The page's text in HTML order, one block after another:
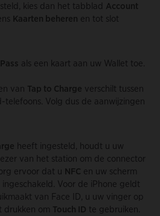
kies dan het tabblad Account
Kaarten beheren en tot slot
als een kaart aan uw Wallet toe.
van Tap to Charge verschilt tussen
telefoons. Volg dus de aanwijzingen
heeft ingesteld, houdt u uw
van het station om de connector
ervoor dat u NFC en uw scherm
Voor de iPhone geldt
van Face ID, u uw vinger op
drukken om Touch ID te gebruiken.